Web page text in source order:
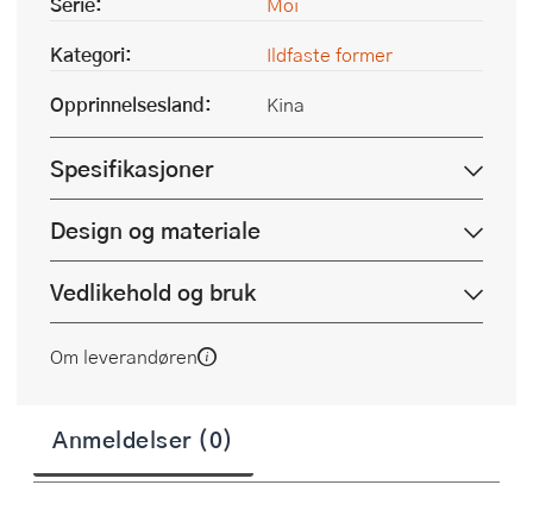
Kategori:
Ildfaste former
Opprinnelsesland:
Kina
Spesifikasjoner
Design og materiale
Vedlikehold og bruk
Om leverandøren
Anmeldelser (0)